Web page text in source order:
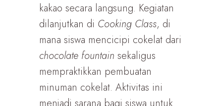
kakao secara langsung. Kegiatan
dilanjutkan di Cooking Class, di
mana siswa mencicipi cokelat dari
chocolate fountain sekaligus
mempraktikkan pembuatan
minuman cokelat. Aktivitas ini